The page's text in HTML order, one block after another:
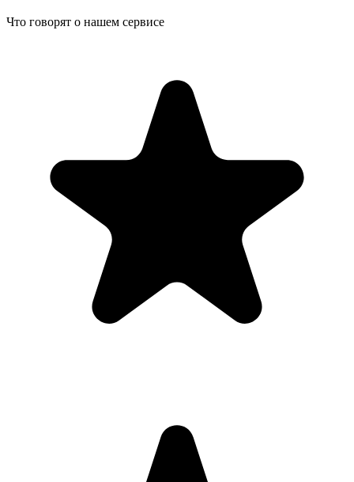
Что говорят о нашем сервисе